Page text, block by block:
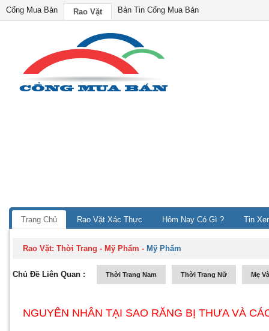
Cổng Mua Bán Rao Vặt Bản Tin Cổng Mua Bán
Trang Chủ Rao Vặt Xác Thực Hôm Nay Có Gì ? Tin
Rao Vặt:Thời Trang - Mỹ Phẩm - Mỹ Phẩm
Chủ Đề Liên Quan : Thời Trang Nam Thời Trang Nữ Mẹ
NGUYÊN NHÂN TẠI SAO RĂNG BỊ THƯA VÀ